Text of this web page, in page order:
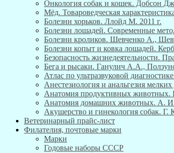
Онкология собак и кошек. Добсон
Мёд. Товароведческая
Болезни хорьков. Ллойд М. 2011 г.
Болезни лошадей. Современные
Болезни кроликов. Шевченко А.,
Болезни копыт и ковка лошадей.
Безопасность жизнедеятельности.
Бега и рысаки. Ганулич А.А.,
Атлас по ультразвуковой
Анестезиология и анальгезия
Анатомия продуктивных
Анатомия домашних животных. А.
Акушерство и гинекология собак.
Ветеринарный прайс-лист
Филателия, почтовые марки
Марки
Годовые наборы СССР